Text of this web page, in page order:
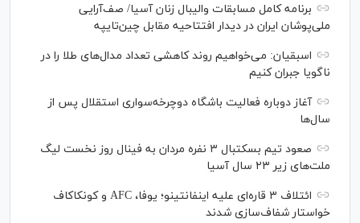
برنامه کامل مسابقات والیبال زنان آسیا/ صف‌آرایی
ملی‌پوشان ایران در دیدار افتتاحیه مقابل چین‌تایپه
اسبقیان: می‌خواهیم روند کاهشی تعداد مدال‌های طلا را در
ناگویا جبران کنیم
آغاز دوباره فعالیت باشگاه دوچرخه‌سواری استقلال پس از
سال‌ها
صعود تیم بسکتبال ۳ نفره مردان به فینال روز نخست لیگ
ملت‌های زیر ۲۳ سال آسیا
ائتلاف ۳ قاره‌ای علیه اینفانتینو؛ یوفا، AFC و کونکاکاف
خواستار شفاف‌سازی شدند